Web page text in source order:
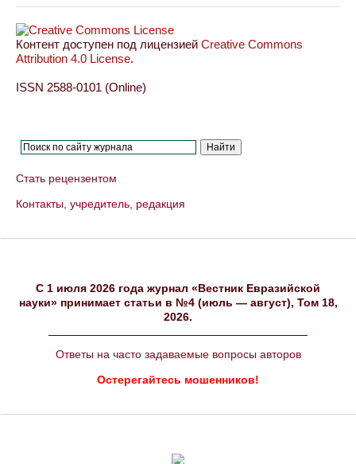
Контент доступен под лицензией Creative Commons
Attribution 4.0 License.
ISSN 2588-0101 (Online)
Стать рецензентом
Контакты, учредитель, редакция
C 1 июля 2026 года журнал «Вестник Евразийской
науки» принимает статьи в №4 (июль — август), Том 18,
2026.
Ответы на часто задаваемые вопросы авторов
Остерегайтесь мошенников!